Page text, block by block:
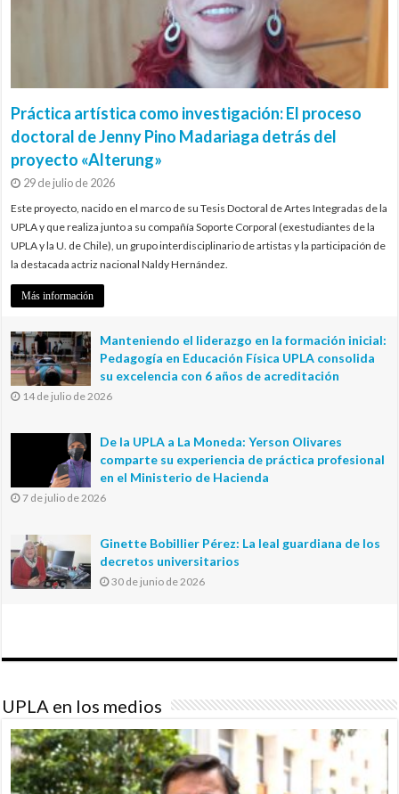
Práctica artística como investigación: El proceso
doctoral de Jenny Pino Madariaga detrás del
proyecto «Alterung»
29 de julio de 2026
Este proyecto, nacido en el marco de su Tesis Doctoral de Artes Integradas de la
UPLA y que realiza junto a su compañía Soporte Corporal (exestudiantes de la
UPLA y la U. de Chile), un grupo interdisciplinario de artistas y la participación de
la destacada actriz nacional Naldy Hernández.
Más información
Manteniendo el liderazgo en la formación inicial:
Pedagogía en Educación Física UPLA consolida
su excelencia con 6 años de acreditación
14 de julio de 2026
De la UPLA a La Moneda: Yerson Olivares
comparte su experiencia de práctica profesional
en el Ministerio de Hacienda
7 de julio de 2026
Ginette Bobillier Pérez: La leal guardiana de los
decretos universitarios
30 de junio de 2026
UPLA en los medios